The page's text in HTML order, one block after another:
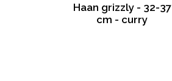
Haan grizzly - 32-37
cm - curry